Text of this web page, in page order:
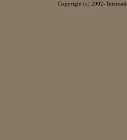
Copyright (c) 2002-